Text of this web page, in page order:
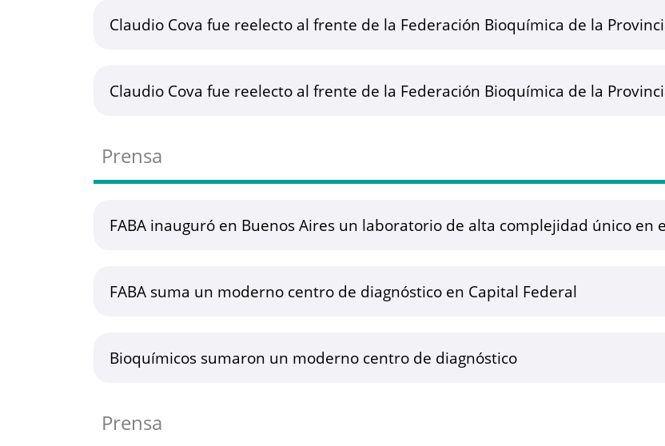
Claudio Cova fue reelecto al frente de la Federación Bioquímica de la
Claudio Cova fue reelecto al frente de la Federación Bioquímica de la
Prensa
FABA inauguró en Buenos Aires un laboratorio de alta complejidad único en
FABA suma un moderno centro de diagnóstico en Capital Federal
Bioquímicos sumaron un moderno centro de diagnóstico
Prensa